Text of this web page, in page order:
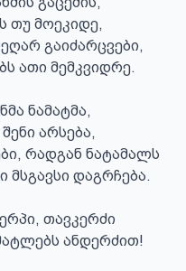
თუ მოეკიდე,
გაიძარცვები,
ათი მემკვიდრე.
ნამატმა,
არსება,
რადგან ნატამალს
მსგავსი დაგრჩება.
თავკერძი
ანდერძით!